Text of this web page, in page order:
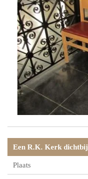
Een R.K. Kerk dichtbij
Plaats